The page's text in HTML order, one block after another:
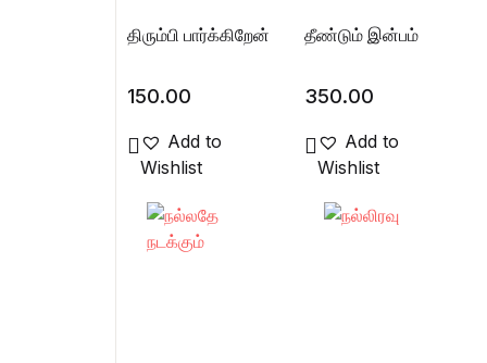
திரும்பி பார்க்கிறேன்
150.00
Add to
Wishlist
தீண்டும் இன்பம்
350.00
Add to
Wishlist